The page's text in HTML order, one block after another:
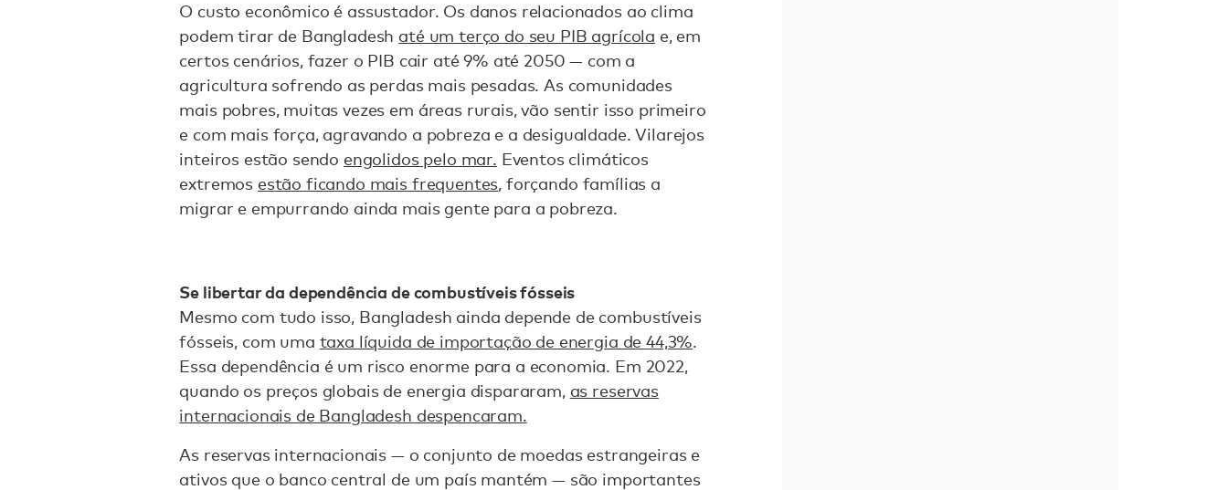
O custo econômico é assustador. Os danos relacionados ao clima
podem tirar de Bangladesh até um terço do seu PIB agrícola e, em
certos cenários, fazer o PIB cair até 9% até 2050 — com a
agricultura sofrendo as perdas mais pesadas. As comunidades
mais pobres, muitas vezes em áreas rurais, vão sentir isso primeiro
e com mais força, agravando a pobreza e a desigualdade. Vilarejos
inteiros estão sendo engolidos pelo mar. Eventos climáticos
extremos estão ficando mais frequentes, forçando famílias a
migrar e empurrando ainda mais gente para a pobreza.
Se libertar da dependência de combustíveis fósseis
Mesmo com tudo isso, Bangladesh ainda depende de combustíveis
fósseis, com uma taxa líquida de importação de energia de 44,3%.
Essa dependência é um risco enorme para a economia. Em 2022,
quando os preços globais de energia dispararam, as reservas
internacionais de Bangladesh despencaram.
As reservas internacionais — o conjunto de moedas estrangeiras e
ativos que o banco central de um país mantém — são importantes